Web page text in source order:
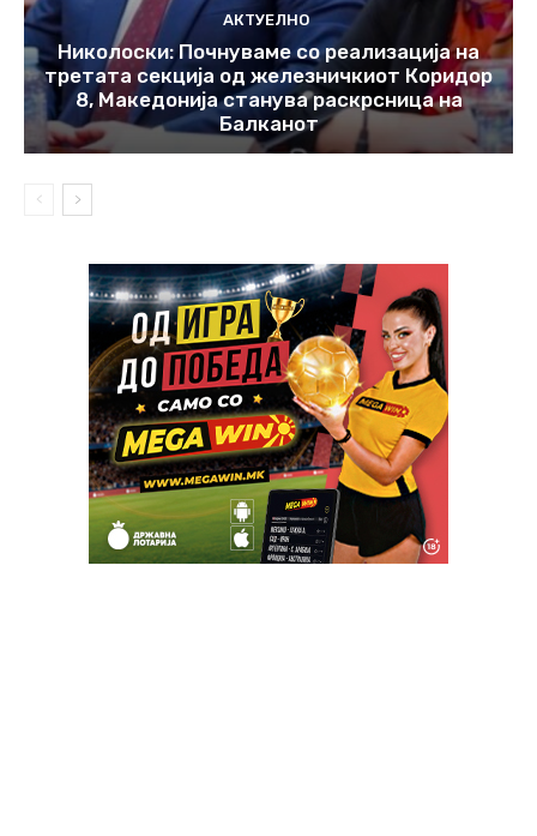
АКТУЕЛНО
Николоски: Почнуваме со реализација на
третата секција од железничкиот Коридор
8, Македонија станува раскрсница на
Балканот